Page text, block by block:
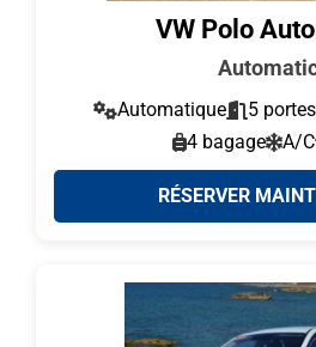
VW Polo
Automatique 5 portes
4 bagage
A/C
RÉSERVER